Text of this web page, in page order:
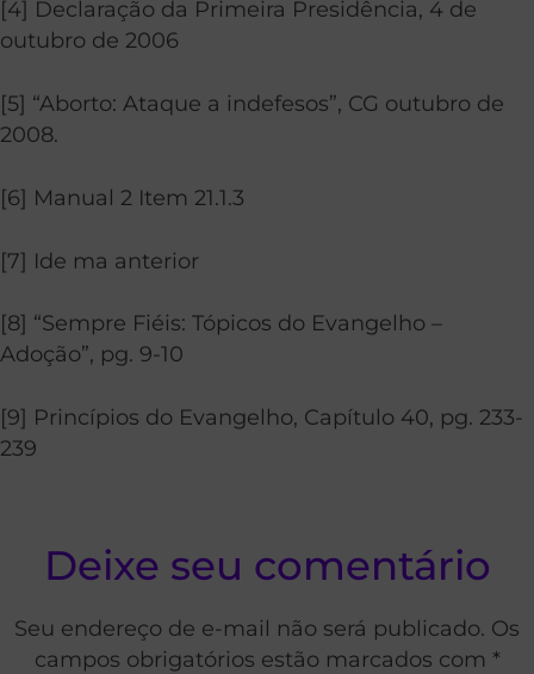
[4] Declaração da Primeira Presidência, 4 de
outubro de 2006
[5] “Aborto: Ataque a indefesos”, CG outubro de
2008.
[6] Manual 2 Item 21.1.3
[7] Ide ma anterior
[8] “Sempre Fiéis: Tópicos do Evangelho –
Adoção”, pg. 9-10
[9] Princípios do Evangelho, Capítulo 40, pg. 233-
239
Deixe seu comentário
Seu endereço de e-mail não será publicado. Os
campos obrigatórios estão marcados com *